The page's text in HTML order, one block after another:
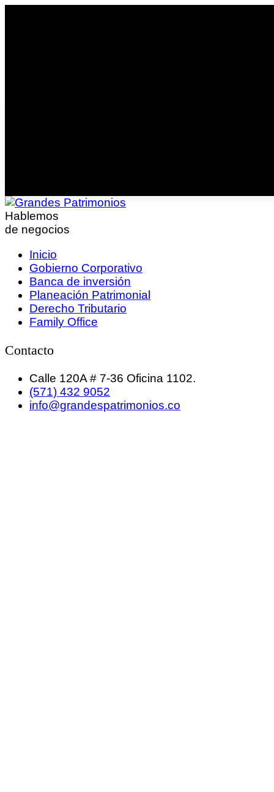
Hablemos
de negocios
Inicio
Gobierno Corporativo
Banca de inversión
Planeación Patrimonial
Derecho Tributario
Family Office
Contacto
Calle 120A # 7-36 Oficina 1102.
(571) 432 9052
info@grandespatrimonios.co